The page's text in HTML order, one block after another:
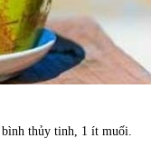
thủy tinh, 1 ít muối.